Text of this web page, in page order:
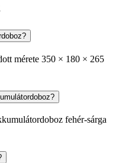
mérete 350 × 180 × 265
fehér-sárga